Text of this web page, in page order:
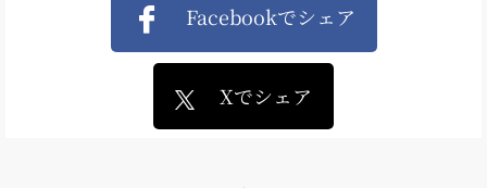
Facebookでシェア
Xでシェア